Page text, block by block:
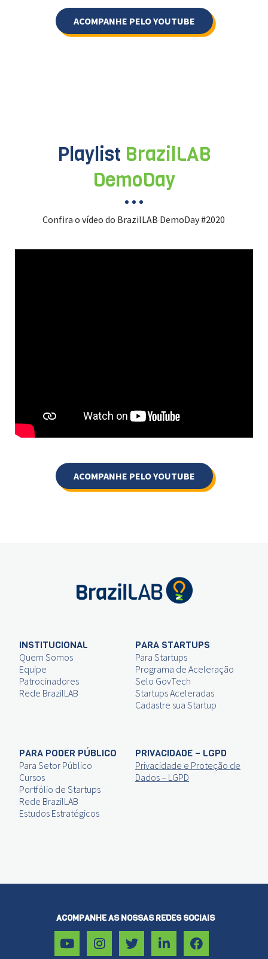
ACOMPANHE PELO YOUTUBE
Playlist BrazilLAB
DemoDay
Confira o vídeo do BrazilLAB DemoDay #2020
ACOMPANHE PELO YOUTUBE
INSTITUCIONAL
Quem Somos
Equipe
Patrocinadores
Rede BrazilLAB
PARA STARTUPS
Para Startups
Programa de Aceleração
Selo GovTech
Startups Aceleradas
Cadastre sua Startup
PARA PODER PÚBLICO
Para Setor Público
Cursos
Portfólio de Startups
Rede BrazilLAB
Estudos Estratégicos
PRIVACIDADE – LGPD
Privacidade e Proteção de
Dados – LGPD
ACOMPANHE AS NOSSAS REDES SOCIAIS